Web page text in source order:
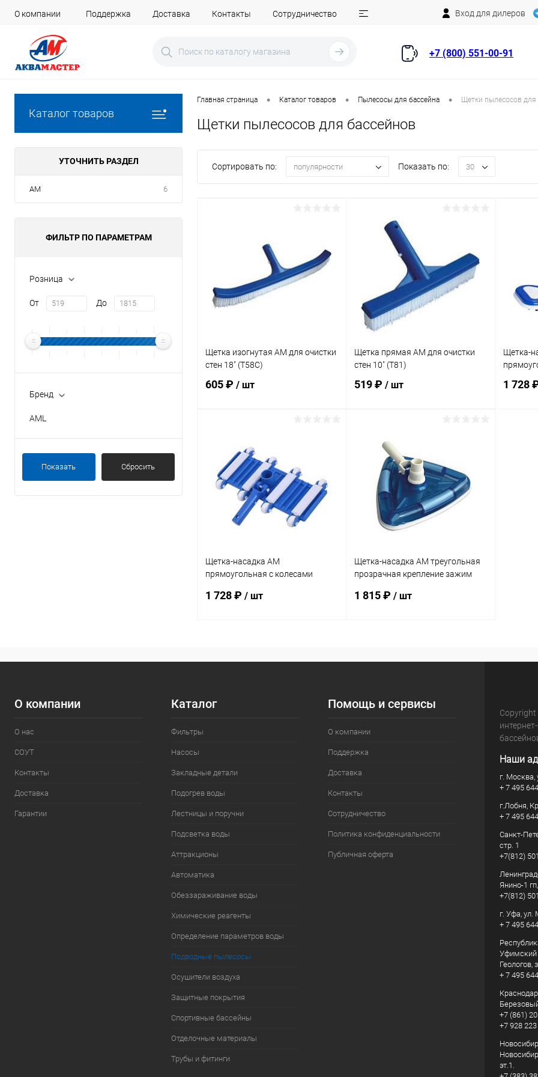
О компании Поддержка Доставка Контакты Сотрудничество Вход для дилеров
+7 (800) 551-00-91
Каталог товаров
УТОЧНИТЬ РАЗДЕЛ
AM 6
ФИЛЬТР ПО ПАРАМЕТРАМ
Розница
От До
Бренд
AML
Показать Сбросить
Главная страница • Каталог товаров • Пылесосы для бассейна • Щетки пылесосов для
Щетки пылесосов для бассейнов
Сортировать по: популярности Показать по: 30
Щетка изогнутая AM для очистки
стен 18" (T58C)
605 ₽ / шт
В избранное
К сравнению В наличии
Щетка прямая AM для очистки
стен 10" (T81)
519 ₽ / шт
В избранное
К сравнению В наличии
Щетка-
1 728
Щетка-насадка AM
прямоугольная с колесами
1 728 ₽ / шт
Щетка-насадка AM треугольная
прозрачная крепление зажим
1 815 ₽ / шт
О компании
О нас
СОУТ
Контакты
Доставка
Гарантии
Каталог
Фильтры
Насосы
Закладные детали
Подогрев воды
Лестницы и поручни
Подсветка воды
Аттракционы
Автоматика
Обеззараживание воды
Химические реагенты
Определение параметров воды
Подводные пылесосы
Осушители воздуха
Защитные покрытия
Спортивные бассейны
Отделочные материалы
Трубы и фитинги
Помощь и сервисы
О компании
Поддержка
Доставка
Контакты
Сотрудничество
Политика конфиденциальности
Публичная оферта
Наши
г. Москва,
+ 7 495
г.Лобня,
+ 7 495
Санкт-
стр. 1
+7(812)
Янино-1
+7(812)
г. Уфа, ул.
+ 7 495
Уфимский
Геологов,
+ 7 495
+7 (861)
+7 928
эт.1.